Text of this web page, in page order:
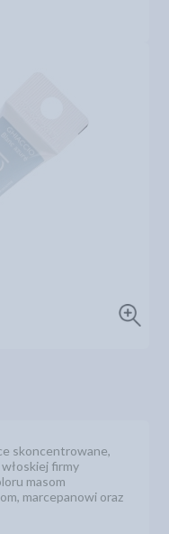
skoncentrowane,
firmy
masom
marcepanowi oraz